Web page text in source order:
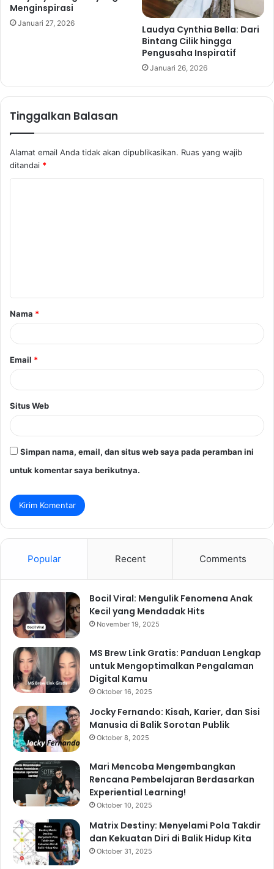
Menginspirasi
Januari 27, 2026
Laudya Cynthia Bella: Dari
Bintang Cilik hingga
Pengusaha Inspiratif
Januari 26, 2026
Tinggalkan Balasan
Alamat email Anda tidak akan dipublikasikan. Ruas yang wajib
ditandai *
a
r
Nama *
Email *
Situs Web
Simpan nama, email, dan situs web saya pada peramban ini
untuk komentar saya berikutnya.
Popular Recent Comments
Bocil Viral: Mengulik Fenomena Anak
Kecil yang Mendadak Hits
November 19, 2025
MS Brew Link Gratis: Panduan Lengkap
untuk Mengoptimalkan Pengalaman
Digital Kamu
Oktober 16, 2025
Jocky Fernando: Kisah, Karier, dan Sisi
Manusia di Balik Sorotan Publik
Oktober 8, 2025
Mari Mencoba Mengembangkan
Rencana Pembelajaran Berdasarkan
Experiential Learning!
Oktober 10, 2025
Matrix Destiny: Menyelami Pola Takdir
dan Kekuatan Diri di Balik Hidup Kita
Oktober 31, 2025